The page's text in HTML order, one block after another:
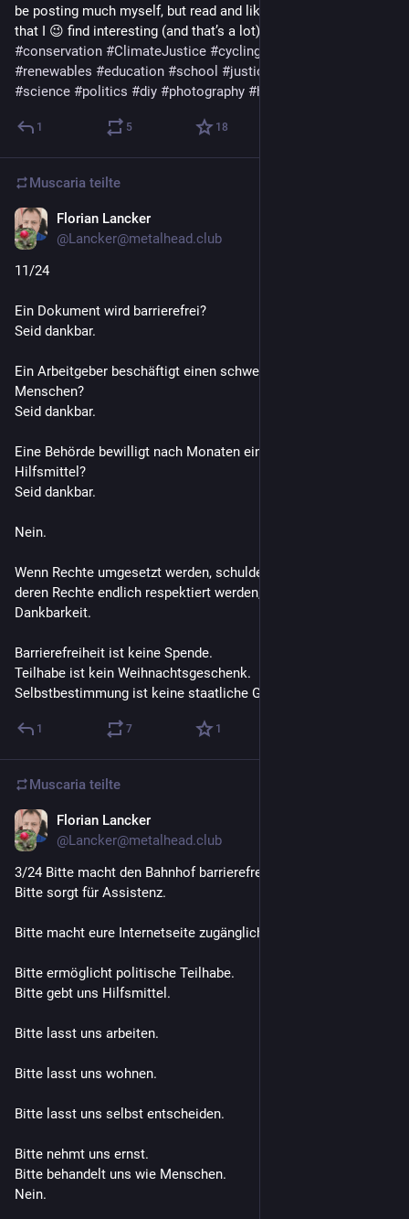
be posting much myself, but read and like and boost anything
that I 😉 find interesting (and that’s a lot):
#conservation #ClimateJustice #cycling
#renewables #education #school #justice
#science #politics #diy #photography #history
1 5 18
Muscaria teilte
Florian Lancker
@Lancker@metalhead.club
11/24
Ein Dokument wird barrierefrei?
Seid dankbar.
Ein Arbeitgeber beschäftigt einen schwerbehinderten
Menschen?
Seid dankbar.
Eine Behörde bewilligt nach Monaten ein notwendiges
Hilfsmittel?
Seid dankbar.
Nein.
Wenn Rechte umgesetzt werden, schulden die Menschen,
deren Rechte endlich respektiert werden, niemandem
Dankbarkeit.
Barrierefreiheit ist keine Spende.
Teilhabe ist kein Weihnachtsgeschenk.
Selbstbestimmung ist keine staatliche Großzügigkeit.
1 7 1
Muscaria teilte
Florian Lancker
@Lancker@metalhead.club
3/24 Bitte macht den Bahnhof barrierefrei.
Bitte sorgt für Assistenz.
Bitte macht eure Internetseite zugänglich.
Bitte ermöglicht politische Teilhabe.
Bitte gebt uns Hilfsmittel.
Bitte lasst uns arbeiten.
Bitte lasst uns wohnen.
Bitte lasst uns selbst entscheiden.
Bitte nehmt uns ernst.
Bitte behandelt uns wie Menschen.
Nein.